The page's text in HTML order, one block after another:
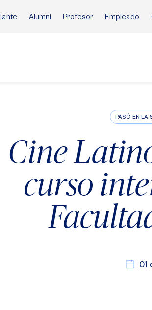
Alumni Profesor Empleado
PASÓ EN LA
Cine
curso
01